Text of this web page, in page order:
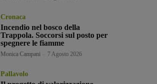
Cronaca
Incendio nel bosco della
Trappola. Soccorsi sul posto per
spegnere le fiamme
Monica Campani 7 Agosto 2026
Pallavolo